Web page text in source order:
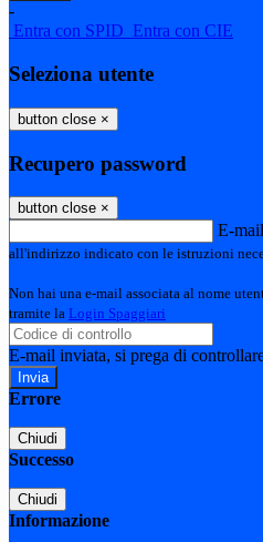
-
Entra con SPID Entra con CIE
Seleziona utente
button close ×
Recupero password
button close ×
E-mail
all'indirizzo indicato con le istruzioni
Non hai una e-mail associata al nome
tramite la Login Spaggiari
E-mail inviata, si prega di
Errore
Chiudi
Successo
Chiudi
Informazione